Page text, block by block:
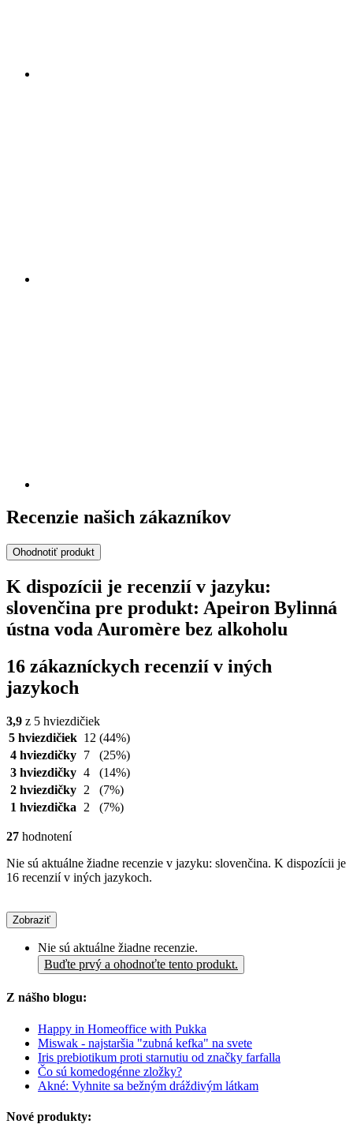
Recenzie našich zákazníkov
Ohodnotiť produkt
K dispozícii je recenzií v jazyku:
slovenčina pre produkt: Apeiron Bylinná
ústna voda Auromère bez alkoholu
16 zákazníckych recenzií v iných
jazykoch
3,9 z 5 hviezdičiek
5 hviezdičiek 12 (44%)
4 hviezdičky
7
(25%)
3 hviezdičky 4
(14%)
2 hviezdičky
2
(7%)
1 hviezdička
2 (7%)
27 hodnotení
Nie sú aktuálne žiadne recenzie v jazyku: slovenčina. K dispozícii je
16 recenzií v iných jazykoch.
Zobraziť
Nie sú aktuálne žiadne recenzie.
Buďte prvý a ohodnoťte tento produkt.
Z nášho blogu:
Happy in Homeoffice with Pukka
Miswak - najstaršia "zubná kefka" na svete
Iris prebiotikum proti starnutiu od značky farfalla
Čo sú komedogénne zložky?
Akné: Vyhnite sa bežným dráždivým látkam
Nové produkty: